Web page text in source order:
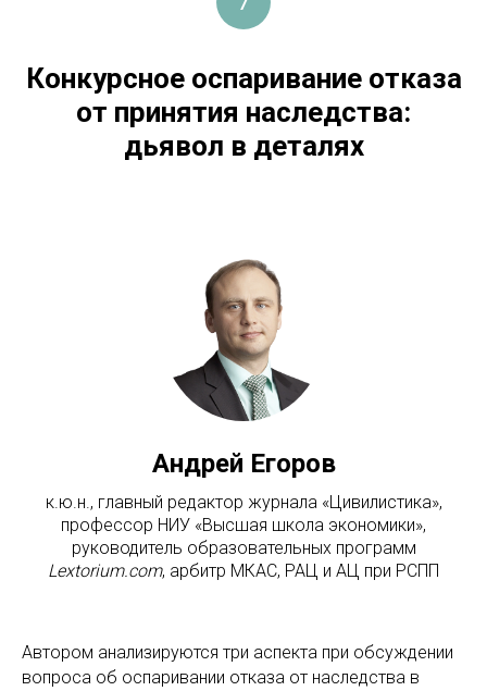
Конкурсное оспаривание отказа
от принятия наследства:
дьявол в деталях
Андрей Егоров
к.ю.н., главный редактор журнала «Цивилистика»,
профессор НИУ «Высшая школа экономики»,
руководитель образовательных программ
Lextorium.com, арбитр МКАС, РАЦ и АЦ при РСПП
Автором анализируются три аспекта при обсуждении
вопроса об оспаривании отказа от наследства в